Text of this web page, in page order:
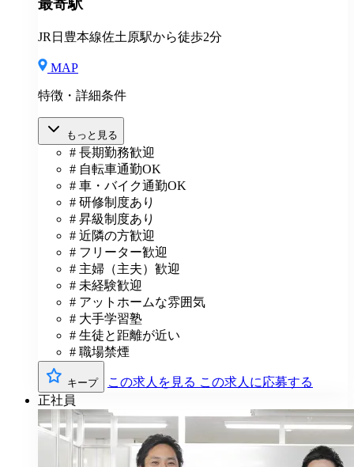
通費全額支給（規定あり） ◆社内表彰制度 ◆退職金制
度 ◆再雇用制度 ◆産前産後休暇 ◆育児・介護休業制
◆保養施設利用可 など
最寄駅
JR日豊本線佐土原駅から徒歩2分
MAP
特徴・詳細条件
もっと見る
# 長期勤務歓迎
# 自転車通勤OK
# 車・バイク通勤OK
# 研修制度あり
# 昇級制度あり
# 近隣の方歓迎
# フリーター歓迎
# 主婦（主夫）歓迎
# 未経験歓迎
# アットホームな雰囲気
# 大手学習塾
# 生徒と距離が近い
# 職場禁煙
キープ この求人を見る この求人に応募する
正社員